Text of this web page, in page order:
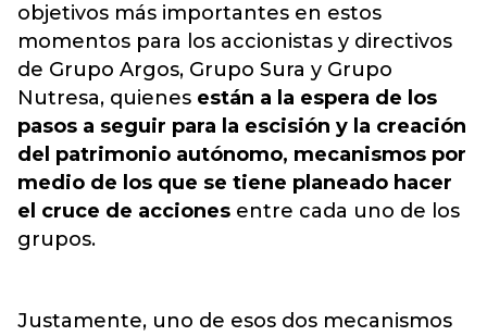
objetivos más importantes en estos
momentos para los accionistas y directivos
de Grupo Argos, Grupo Sura y Grupo
Nutresa, quienes están a la espera de los
pasos a seguir para la escisión y la creación
del patrimonio autónomo, mecanismos por
medio de los que se tiene planeado hacer
el cruce de acciones entre cada uno de los
grupos.
Justamente, uno de esos dos mecanismos